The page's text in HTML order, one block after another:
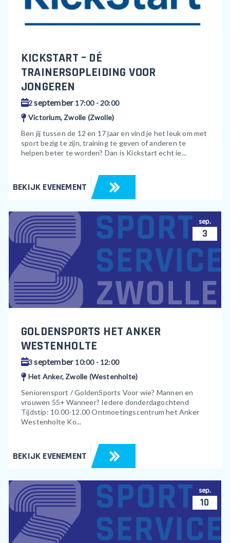
KICKSTART – DÉ
TRAINERSOPLEIDING VOOR
JONGEREN
2september17:00 - 20:00
Victorium, Zwolle (Zwolle)
Ben jij tussen de 12 en 17 jaar en vind je het leuk om met
sport bezig te zijn, training te geven of anderen te
helpen beter te worden? Dan is Kickstart echt ie...
BEKIJK EVENEMENT
sep.
3
GOLDENSPORTS HET ANKER
WESTENHOLTE
3september10:00 - 12:00
Het Anker, Zwolle (Westenholte)
Seniorensport / GoldenSports Voor wie? Mannen en
vrouwen 55+ Wanneer? Iedere donderdagochtend
Tijdstip: 10.00-12.00 Ontmoetingscentrum het Anker
Westenholte Ko...
BEKIJK EVENEMENT
sep.
10